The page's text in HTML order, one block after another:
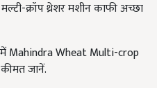
क्रॉप थ्रेशर मशीन काफी अच्छा
Mahindra Wheat Multi-crop
जानें.